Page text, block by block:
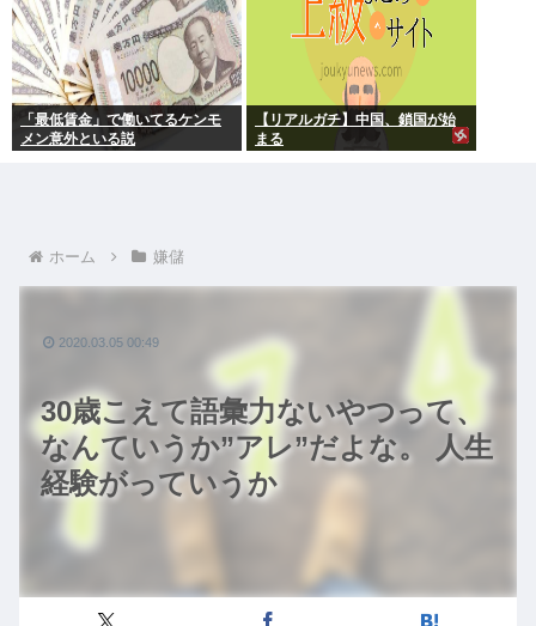
「最低賃金」で働いてるケンモ
メン意外といる説
【リアルガチ】中国、鎖国が始
まる
ホーム 嫌儲
30歳こえて語彙力ないやつって、
なんていうか”アレ”だよな。 人生
経験がっていうか
2020.03.05 00:49